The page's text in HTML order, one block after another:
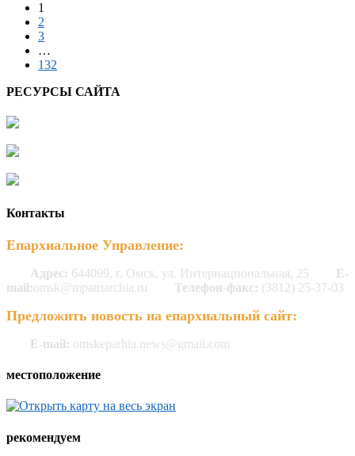
1
2
3
…
132
РЕСУРСЫ САЙТА
Контакты
Епархиальное Управление:
Адрес: 644099, г. Омск, ул. Интернациональная, 25
E-
mail:omsk@mpatriarchia.ru Телефон-факс: (3812) 25-37-03
Предложить новость на епархиальный сайт:
E-mail: omskeparhia.news@gmail.com
местоположение
рекомендуем